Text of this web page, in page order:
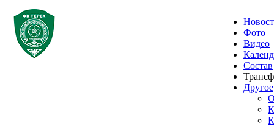
Фото
Видео
Состав
Другое